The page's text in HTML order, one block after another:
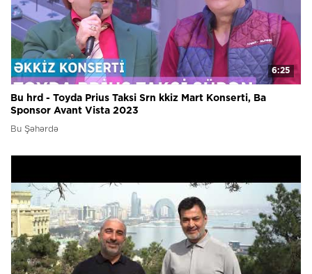
6:25
Bu hrd - Toyda Prius Taksi Srn kkiz Mart Konserti, Ba
Sponsor Avant Vista 2023
Bu Şəhərdə